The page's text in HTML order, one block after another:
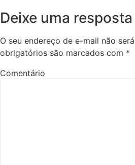
Deixe uma resposta
O seu endereço de e-mail não
obrigatórios são marcados com *
Comentário